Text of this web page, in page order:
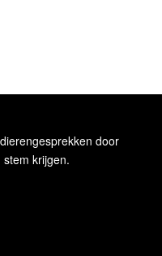
door
krijgen.